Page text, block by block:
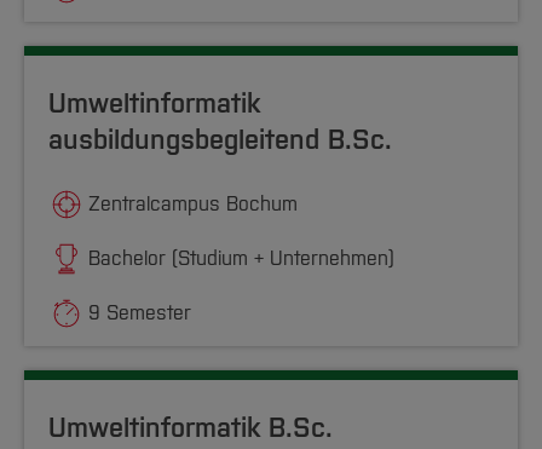
Umweltinformatik
ausbildungsbegleitend B.Sc.
Zentralcampus Bochum
Bachelor (Studium + Unternehmen)
9 Semester
Umweltinformatik B.Sc.